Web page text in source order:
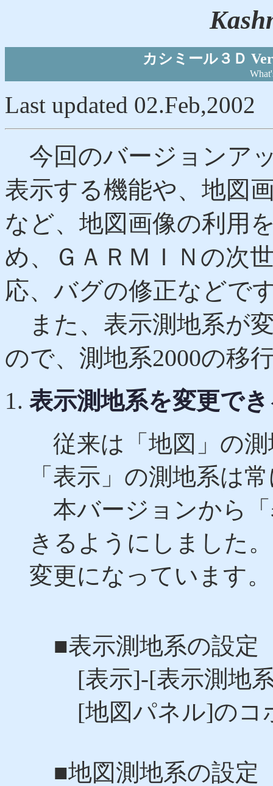
カシミール３Ｄ
Last updated 02.Feb,2002
今回のバージョンア
表示する機能や、地図
など、地図画像の利用
め、ＧＡＲＭＩＮの次
応、バグの修正などで
また、表示測地系が
ので、測地系2000の移
表示測地系を変更で
従来は「地図」の
「表示」の測地系は
本バージョンから「
きるようにしました
変更になっています。
■表示測地系の設定
[表示]-[表示測地
[地図パネル]のコ
■地図測地系の設定